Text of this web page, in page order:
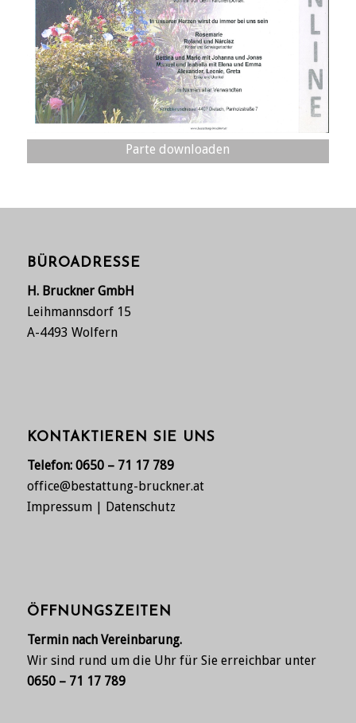
Parte downloaden
BÜROADRESSE
H. Bruckner GmbH
Leihmannsdorf 15
A-4493 Wolfern
KONTAKTIEREN SIE UNS
Telefon: 0650 – 71 17 789
office@bestattung-bruckner.at
Impressum| Datenschutz
ÖFFNUNGSZEITEN
Termin nach Vereinbarung.
Wir sind rund um die Uhr für Sie erreichbar unter
0650 – 71 17 789